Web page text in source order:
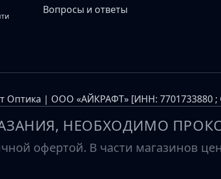
Вопросы и ответы
Оптика | ООО «АЙКРАФТ» [ИНН: 7701733880
НЕОБХОДИМО
офертой. В части магазинов